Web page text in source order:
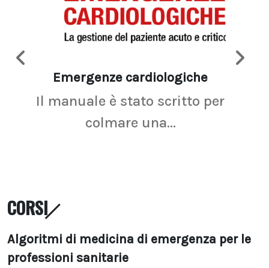
Emergenze cardiologiche
Il manuale è stato scritto per
colmare una...
CORSI
Algoritmi di medicina di emergenza per le
professioni sanitarie